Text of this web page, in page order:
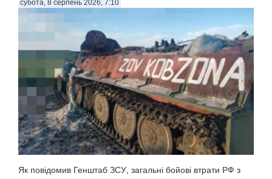
субота, 8 серпень 2026, 7:10
Як повідомив Генштаб ЗСУ, загальні бойові втрати РФ з